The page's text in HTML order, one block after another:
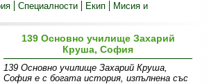
Специалности Екип
Мисия и
139 Основно училище Захарий
Круша, София
139 Основно училище Захарий Круша,
София е с богата история, изпълнена със